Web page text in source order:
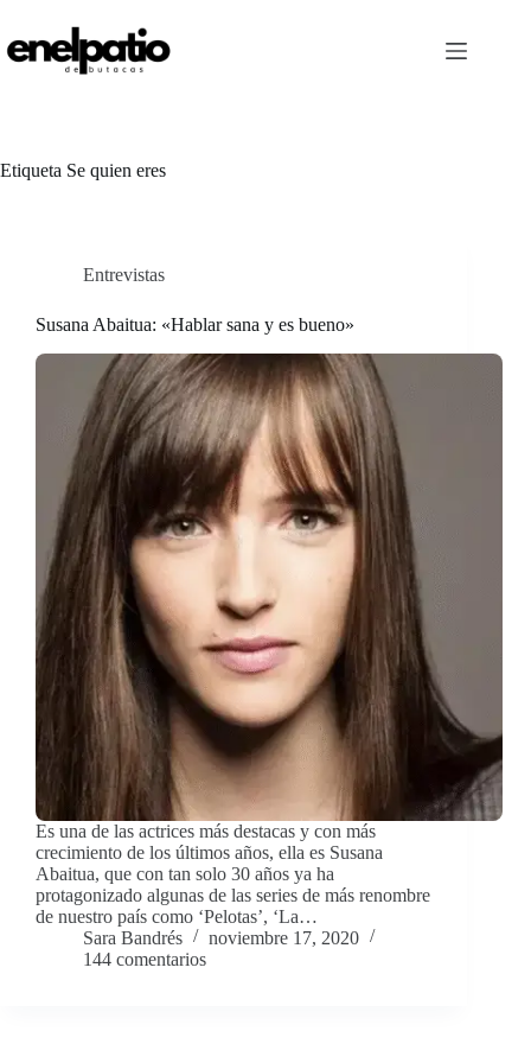
contenido
Etiqueta Se quien eres
Entrevistas
Susana Abaitua: «Hablar sana y es bueno»
Es una de las actrices más destacas y con más
crecimiento de los últimos años, ella es Susana
Abaitua, que con tan solo 30 años ya ha
protagonizado algunas de las series de más renombre
de nuestro país como ‘Pelotas’, ‘La…
Sara Bandrés
noviembre 17, 2020
144 comentarios